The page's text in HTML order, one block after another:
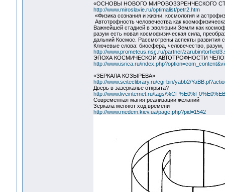
«ОСНОВЫ НОВОГО МИРОВОЗЗРЕНЧЕСКОГО
http://www.miroslavie.ru/optimalist/petr2.htm
«Физика сознания и жизни, космология и
Автотрофность человечества как
Важнейшей стадией в эволюции Земли как
разум есть новая космофизическая сила,
дальний Космос. Рассмотрены аспекты развития
Ключевые слова: биосфера, человечество,
http://www.prometeus.nsc.ru/partner/zarubin/
ЭПОХА КОСМИЧЕСКОЙ АВТОТРОФНОСТИ
http://www.isrica.ru/
«ЗЕРКАЛА КОЗЫРЕВА»
http://www.sciteclibrary.ru/cgi-bin/yabb2/
Дверь в зазеркалье открыта?
http://www.liveinternet.ru/tags/
Современная магия реализации желаний
Зеркала меняют ход времени
http://www.medem.kiev.ua/page.php?pid=1542